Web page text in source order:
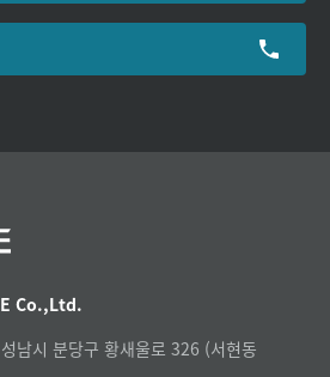
Co.,Ltd.
남시 분당구 황새울로 326 (서현동